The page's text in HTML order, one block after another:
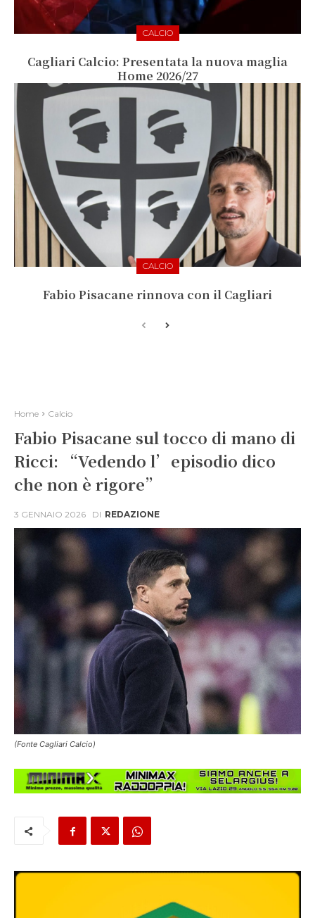
CALCIO
Cagliari Calcio: Presentata la nuova maglia
Home 2026/27
CALCIO
Fabio Pisacane rinnova con il Cagliari